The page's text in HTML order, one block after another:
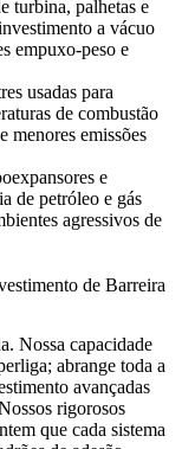
turbina, palhetas e
a vácuo
empuxo-peso e
usadas para
de combustão
menores emissões
e
de petróleo e gás
agressivos de
de Barreira
Nossa capacidade
abrange toda a
avançadas
rigorosos
que cada sistema